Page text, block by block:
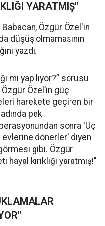
YARATMIŞ"
Özgür Özel'in
düşüş olmamasının
yazdı.
mı yapılıyor?” sorusu
Özel’in güç
harekete geçiren bir
pek
sonra 'Üç
evlerine dönerler' diyen
görmesi gibi. Özgür
kırıklığı yaratmış!"